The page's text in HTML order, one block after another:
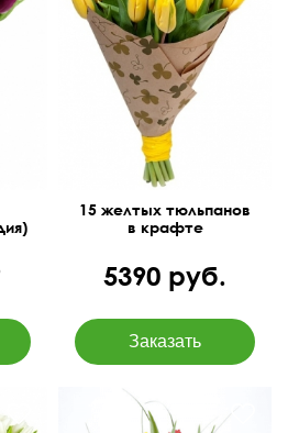
45 см 30 см
15 желтых тюльпанов
в крафте
5390 руб.